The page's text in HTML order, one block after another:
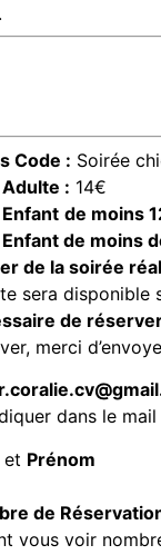
Code : Soirée
: 14€
de moins
de moins
de la soirée
sera disponible
de
merci
dans le
et Prénom
de
vous voir